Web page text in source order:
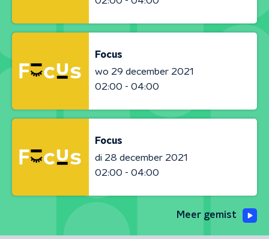
Focus
wo 29 december 2021
02:00 - 04:00
Focus
di 28 december 2021
02:00 - 04:00
Meer gemist